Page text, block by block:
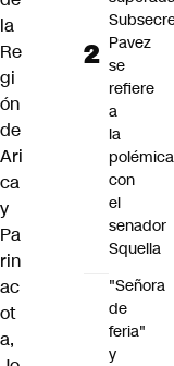
la
Re
gi
ón
de
Ari
ca
y
Pa
rin
ac
ot
a,
Pavez
se
refiere
a
la
polémica
con
el
senador
Squella
"Señora
de
feria"
y